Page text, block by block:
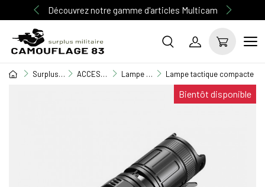
Découvrez notre gamme d'articles Multicam
Surplus Militaire ACCESSOIRE MILITAIRE Lampe torche & Frontale Lampe tactique compacte
Bientôt disponible